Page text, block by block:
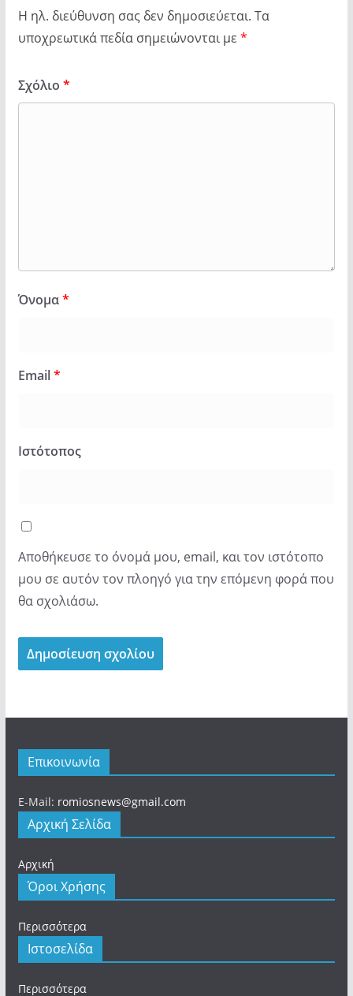
Η ηλ. διεύθυνση σας δεν δημοσιεύεται. Τα
υποχρεωτικά πεδία σημειώνονται με *
Σχόλιο *
Όνομα*
Email*
Ιστότοπος
Αποθήκευσε το όνομά μου, email, και τον ιστότοπο
μου σε αυτόν τον πλοηγό για την επόμενη φορά που
θα σχολιάσω.
Επικοινωνία
E-Mail: romiosnews@gmail.com
Αρχική Σελίδα
Αρχική
Όροι Χρήσης
Περισσότερα
Ιστοσελίδα
Περισσότερα